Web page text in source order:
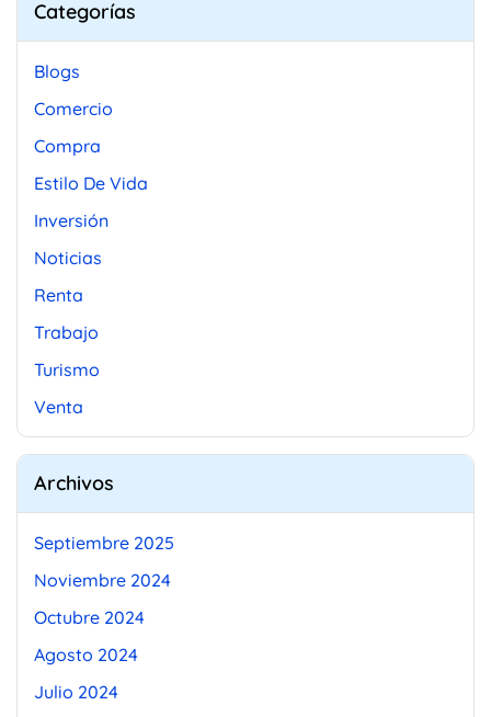
Categorías
Blogs
Comercio
Compra
Estilo De Vida
Inversión
Noticias
Renta
Trabajo
Turismo
Venta
Archivos
Septiembre 2025
Noviembre 2024
Octubre 2024
Agosto 2024
Julio 2024